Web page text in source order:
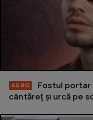
AS.RO
Fostul portar
cântăreţ şi urcă pe